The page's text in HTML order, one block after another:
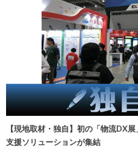
【現地取材・独自】初の「物流DX
支援ソリューションが集結